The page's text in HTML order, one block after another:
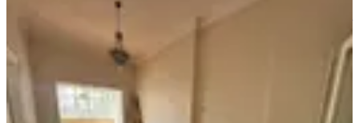
Fatih Haseki' De Cadde Üzeri Ara Kat
Çok Geniş 3+1 Kiralık Daire
Fatih, Aksaray Mahallesi
3+1·